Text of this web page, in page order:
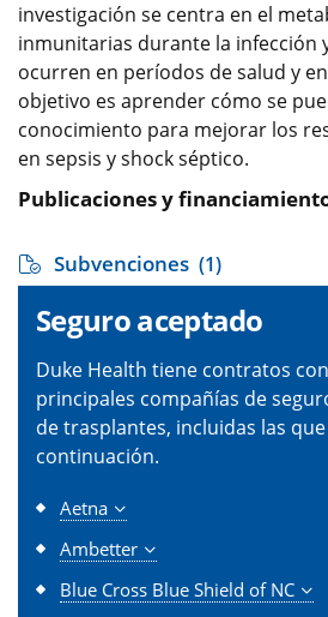
investigación se centra en el
inmunitarias durante la infección
ocurren en períodos de salud y
objetivo es aprender cómo se
conocimiento para mejorar los
en sepsis y shock séptico.
Publicaciones y
Subvenciones (1)
Seguro aceptado
Duke Health tiene contratos
principales compañías de
de trasplantes, incluidas las
continuación.
Aetna
Ambetter
Blue Cross Blue Shield of NC